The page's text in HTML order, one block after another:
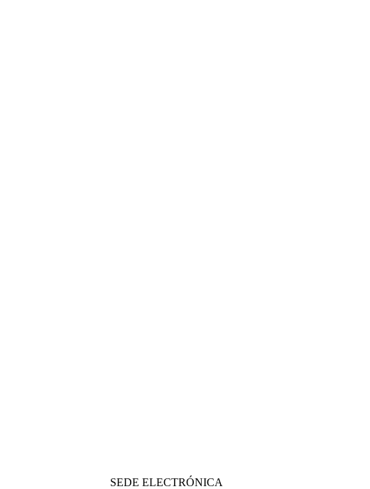
SEDE ELECTRÓNICA